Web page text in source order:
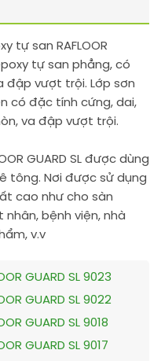
tự san RAFLOOR
tự san phẳng, có
đập vượt trội. Lớp sơn
có đặc tính cứng, dai,
va đập vượt trội.
GUARD SL được dùng
tông. Nơi được sử dụng
cao như cho sàn
bệnh viện, nhà
v.v
GUARD SL 9023
GUARD SL 9022
GUARD SL 9018
GUARD SL 9017